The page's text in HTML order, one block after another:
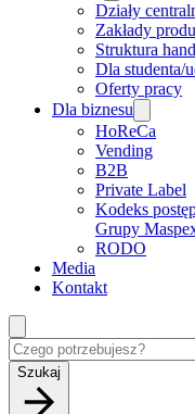
Działy
Zakłady
Struktura
Dla studenta/
Oferty pracy
Dla biznesu
HoReCa
Vending
B2B
Private Label
Kodeks
Grupy
RODO
Media
Kontakt
Szukaj